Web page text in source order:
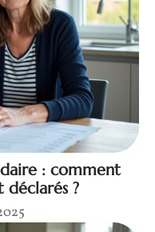
: comment
déclarés ?